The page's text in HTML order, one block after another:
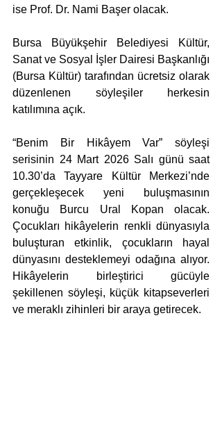
ise Prof. Dr. Nami Başer olacak.
Bursa Büyükşehir Belediyesi Kültür,
Sanat ve Sosyal İşler Dairesi Başkanlığı
(Bursa Kültür) tarafından ücretsiz olarak
düzenlenen söyleşiler herkesin
katılımına açık.
“Benim Bir Hikâyem Var” söyleşi
serisinin 24 Mart 2026 Salı günü saat
10.30’da Tayyare Kültür Merkezi’nde
gerçekleşecek yeni buluşmasının
konuğu Burcu Ural Kopan olacak.
Çocukları hikâyelerin renkli dünyasıyla
buluşturan etkinlik, çocukların hayal
dünyasını desteklemeyi odağına alıyor.
Hikâyelerin birleştirici gücüyle
şekillenen söyleşi, küçük kitapseverleri
ve meraklı zihinleri bir araya getirecek.